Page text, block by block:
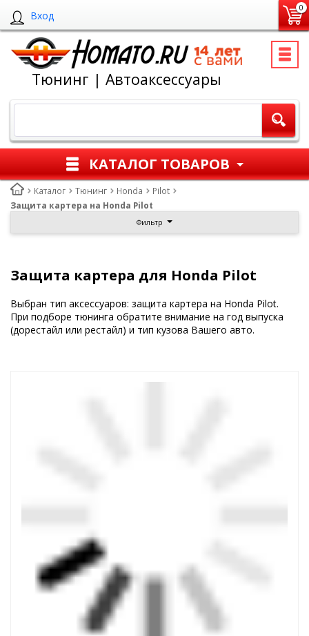
Вход
0
Тюнинг | Автоаксессуары
КАТАЛОГ ТОВАРОВ
Каталог Тюнинг Honda
Pilot
Защита картера на Honda Pilot
Фильтр
Защита картера для Honda Pilot
Выбран тип аксессуаров: защита картера на Honda Pilot.
При подборе тюнинга обратите внимание на год выпуска
(дорестайл или рестайл) и тип кузова Вашего авто.